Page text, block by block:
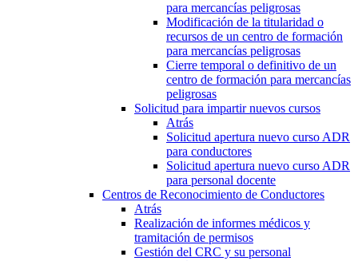
para mercancías peligrosas
Modificación de la titularidad o
recursos de un centro de formación
para mercancías peligrosas
Cierre temporal o definitivo de un
centro de formación para mercancías
peligrosas
Solicitud para impartir nuevos cursos
Atrás
Solicitud apertura nuevo curso ADR
para conductores
Solicitud apertura nuevo curso ADR
para personal docente
Centros de Reconocimiento de Conductores
Atrás
Realización de informes médicos y
tramitación de permisos
Gestión del CRC y su personal